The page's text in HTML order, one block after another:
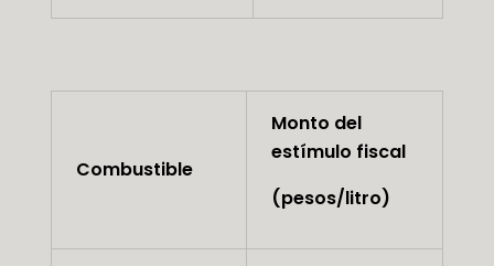
Combustible
Monto del
estímulo fiscal
(pesos/litro)